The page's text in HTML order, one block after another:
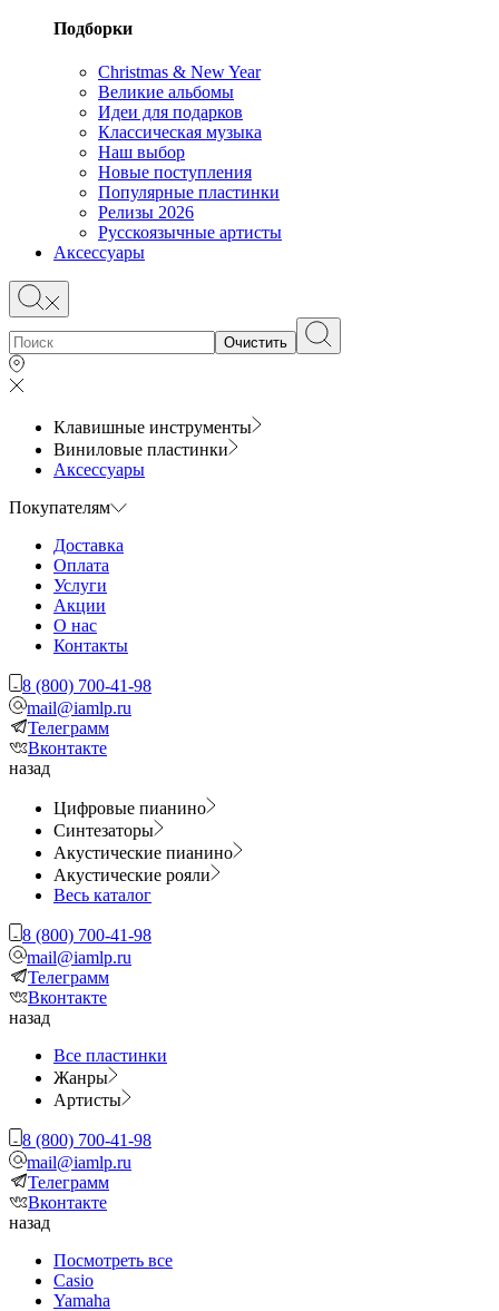
Подборки
Christmas & New Year
Великие альбомы
Идеи для подарков
Классическая музыка
Наш выбор
Новые поступления
Популярные пластинки
Релизы 2026
Русскоязычные артисты
Аксессуары
Очистить
Клавишные инструменты
Виниловые пластинки
Аксессуары
Покупателям
Доставка
Оплата
Услуги
Акции
О нас
Контакты
8 (800) 700-41-98
mail@iamlp.ru
Телеграмм
Вконтакте
назад
Цифровые пианино
Синтезаторы
Акустические пианино
Акустические рояли
Весь каталог
8 (800) 700-41-98
mail@iamlp.ru
Телеграмм
Вконтакте
назад
Все пластинки
Жанры
Артисты
8 (800) 700-41-98
mail@iamlp.ru
Телеграмм
Вконтакте
назад
Посмотреть все
Casio
Yamaha